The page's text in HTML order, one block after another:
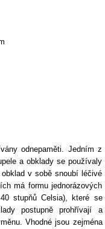
odnepaměti. Jedním z
a obklady se používaly
v sobě snoubí léčivé
má formu jednorázových
stupňů Celsia), které se
postupně prohřívají a
Vhodné jsou zejména